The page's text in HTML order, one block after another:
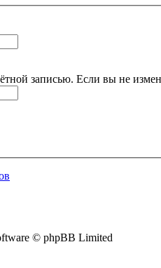
записью. Если вы не
© phpBB Limited